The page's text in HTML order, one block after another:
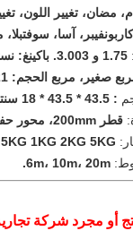
* 21 * 8 سنتيمتر، و كل 8 مربع صغير في الكرتون الرئيسي.
: 43.5 * 43.5 * 18 سنتيمتر
قطر 200mm، محور حفرة156mm، إرتفاع إجمالي 70mm.
1KG 2KG 5KG
6m، 10m، 20m.